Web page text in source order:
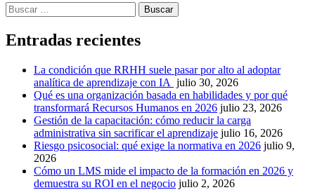
Buscar:
Entradas recientes
La condición que RRHH suele pasar por alto al adoptar
analítica de aprendizaje con IA julio 30, 2026
Qué es una organización basada en habilidades y por qué
transformará Recursos Humanos en 2026 julio 23, 2026
Gestión de la capacitación: cómo reducir la carga
administrativa sin sacrificar el aprendizaje julio 16, 2026
Riesgo psicosocial: qué exige la normativa en 2026 julio 9,
2026
Cómo un LMS mide el impacto de la formación en 2026 y
demuestra su ROI en el negocio julio 2, 2026